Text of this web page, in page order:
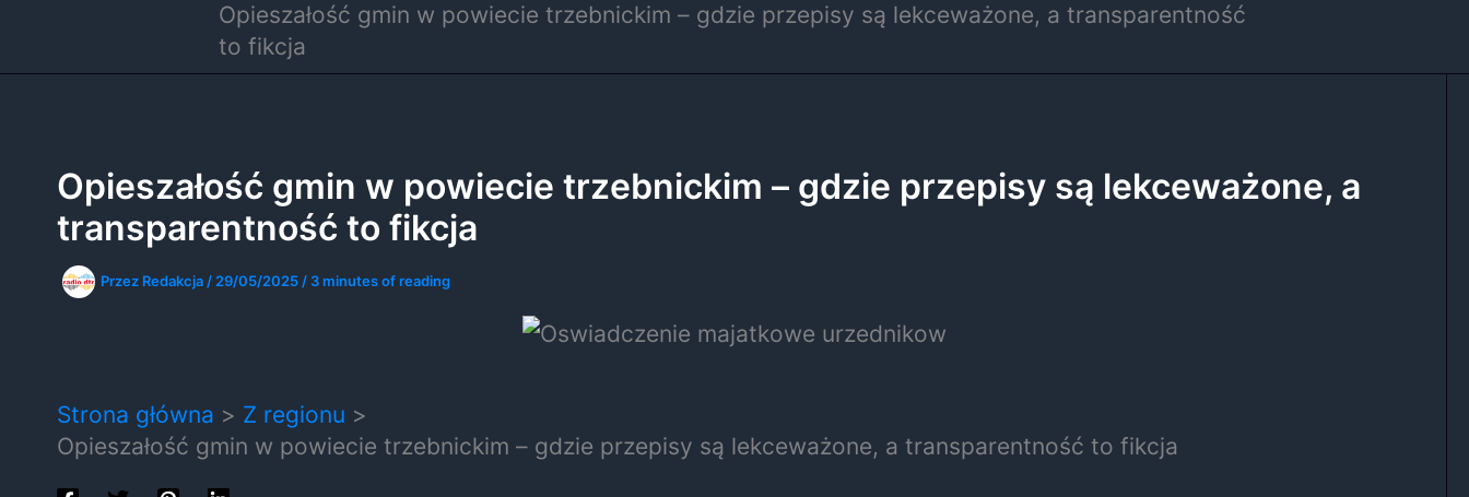
Opieszałość gmin w powiecie trzebnickim – gdzie przepisy są lekceważone, a transparentność
to fikcja
Opieszałość gmin w powiecie trzebnickim – gdzie przepisy są lekceważone, a
transparentność to fikcja
Przez Redakcja / 29/05/2025 / 3 minutes of reading
Strona główna
Z regionu
Opieszałość gmin w powiecie trzebnickim – gdzie przepisy są lekceważone, a transparentność to fikcja